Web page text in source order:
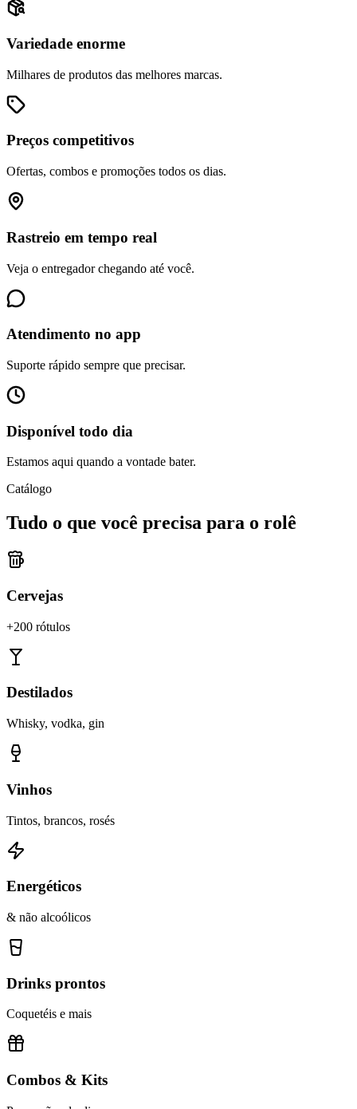
Variedade enorme
Milhares de produtos das melhores marcas.
Preços competitivos
Ofertas, combos e promoções todos os dias.
Rastreio em tempo real
Veja o entregador chegando até você.
Atendimento no app
Suporte rápido sempre que precisar.
Disponível todo dia
Estamos aqui quando a vontade bater.
Catálogo
Tudo o que você precisa para o rolê
Cervejas
+200 rótulos
Destilados
Whisky, vodka, gin
Vinhos
Tintos, brancos, rosés
Energéticos
& não alcoólicos
Drinks prontos
Coquetéis e mais
Combos & Kits